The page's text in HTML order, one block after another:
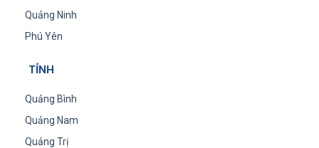
Quảng Ninh
Phú Yên
TỈNH
Quảng Bình
Quảng Nam
Quảng Trị